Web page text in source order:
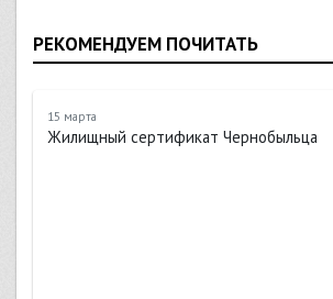
РЕКОМЕНДУЕМ ПОЧИТАТЬ
15 марта
Жилищный сертификат Чернобыльца